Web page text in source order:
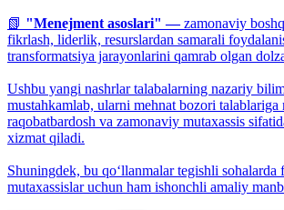
📗 "Menejment asoslari" —zamonaviy
fikrlash, liderlik, resurslardan samarali
transformatsiya jarayonlarini qamrab olgan
Ushbu yangi nashrlar talabalarning nazariy
mustahkamlab, ularni mehnat bozori talablariga
raqobatbardosh va zamonaviy mutaxassis
xizmat qiladi.
Shuningdek, bu qo‘llanmalar tegishli
mutaxassislar uchun ham ishonchli amaliy